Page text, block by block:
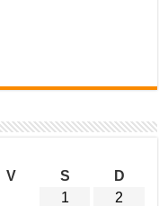
V S
D
1
2